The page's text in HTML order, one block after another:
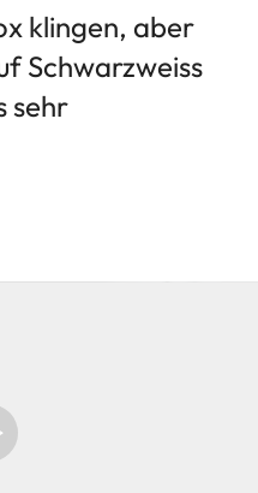
klingen, aber
Schwarzweiss
sehr